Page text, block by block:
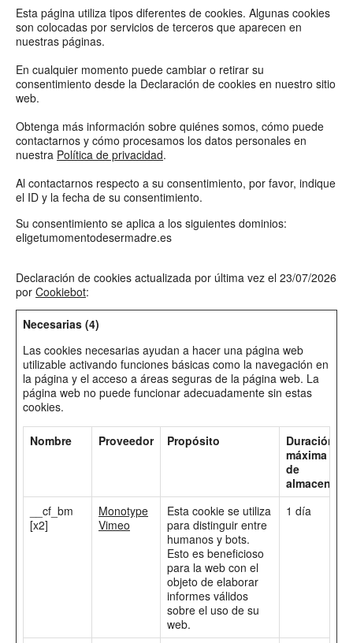
Esta página utiliza tipos diferentes de cookies. Algunas cookies
son colocadas por servicios de terceros que aparecen en
nuestras páginas.
En cualquier momento puede cambiar o retirar su
consentimiento desde la Declaración de cookies en nuestro sitio
web.
Obtenga más información sobre quiénes somos, cómo puede
contactarnos y cómo procesamos los datos personales en
nuestra Política de privacidad.
Al contactarnos respecto a su consentimiento, por favor, indique
el ID y la fecha de su consentimiento.
Su consentimiento se aplica a los siguientes dominios:
eligetumomentodesermadre.es
Declaración de cookies actualizada por última vez el 23/07/2026
por Cookiebot:
Necesarias (4)
Las cookies necesarias ayudan a hacer una página web
utilizable activando funciones básicas como la navegación en
la página y el acceso a áreas seguras de la página web. La
página web no puede funcionar adecuadamente sin estas
cookies.
Nombre Proveedor Propósito
Duración
máxima
de
__cf_bm
[x2]
Monotype
Vimeo
Esta cookie se utiliza
para distinguir entre
humanos y bots.
Esto es beneficioso
para la web con el
objeto de elaborar
informes válidos
sobre el uso de su
web.
1 día